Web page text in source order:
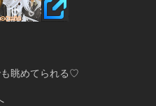
も眺めてられる♡